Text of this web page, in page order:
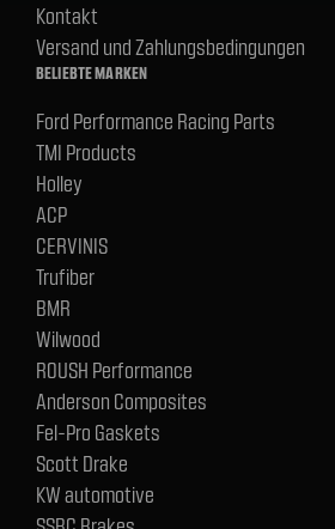
Kontakt
Versand und Zahlungsbedingungen
BELIEBTE MARKEN
Ford Performance Racing Parts
TMI Products
Holley
ACP
CERVINIS
Trufiber
BMR
Wilwood
ROUSH Performance
Anderson Composites
Fel-Pro Gaskets
Scott Drake
KW automotive